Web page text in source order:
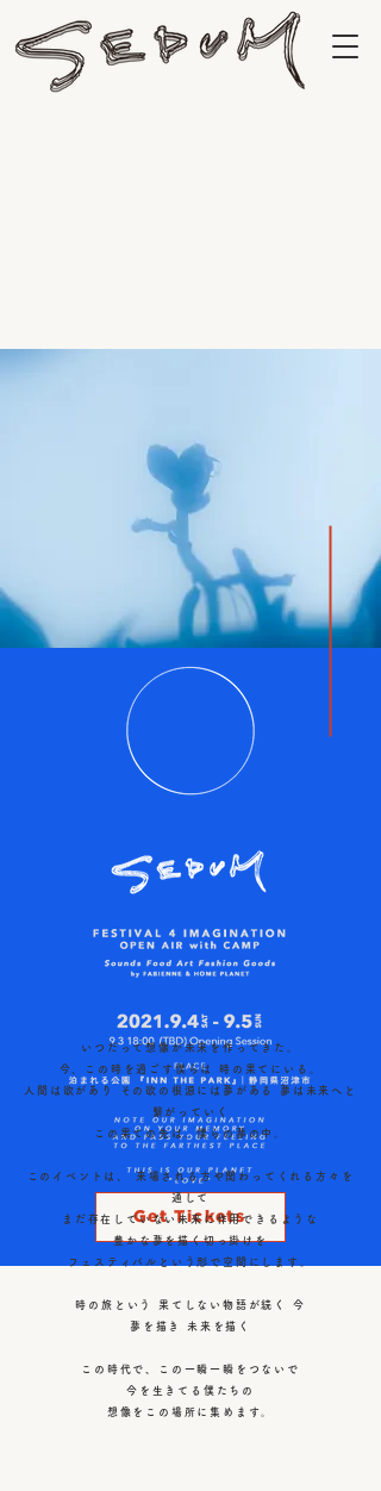
Get Tickets
いつだって想像が未来を作ってきた。
今、この時を過ごす僕らは 時の果てにいる。
人間は欲があり その欲の根源には夢がある 夢は未来へと
繋がっていく
この果ての先は、僕らの夢の中。
このイベントは、 来場される方や関わってくれる方々を
通して
まだ存在していない未来に作用できるような
豊かな夢を描く切っ掛けを
フェスティバルという形で空間にします。
時の旅という 果てしない物語が続く 今
夢を描き 未来を描く
この時代で、この一瞬一瞬をつないで
今を生きてる僕たちの
想像をこの場所に集めます。